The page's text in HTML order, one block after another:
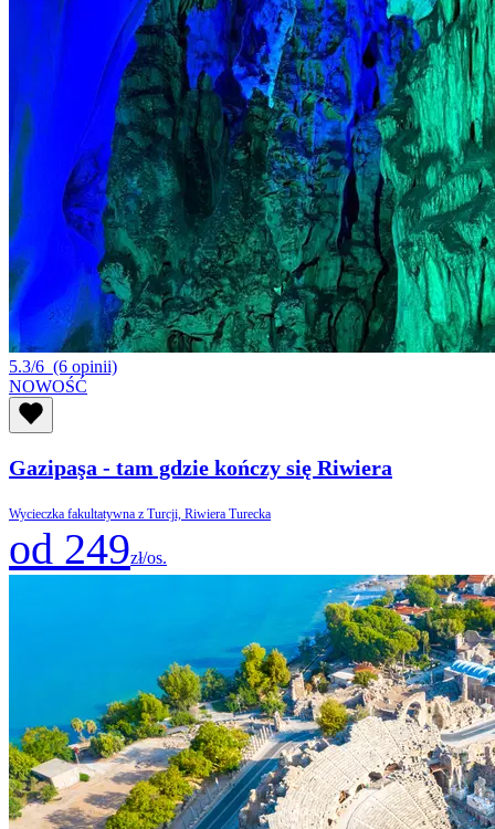
5.3/6 (6 opinii)
NOWOŚĆ
Gazipaşa - tam gdzie kończy się Riwiera
Wycieczka fakultatywna z Turcji, Riwiera Turecka
od 249zł/os.